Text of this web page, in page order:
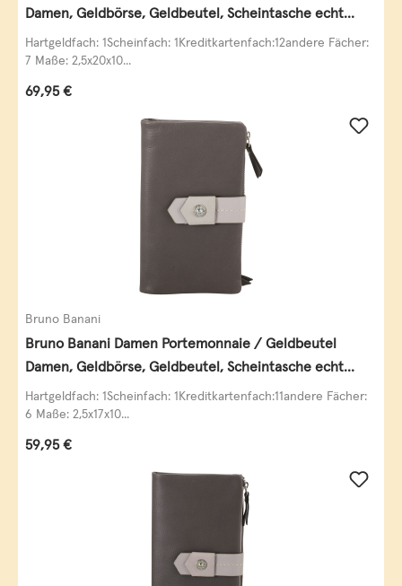
Damen, Geldbörse, Geldbeutel, Scheintasche echt
Leder
Hartgeldfach: 1Scheinfach: 1Kreditkartenfach:12andere Fächer:
7 Maße: 2,5x20x10...
Regulärer Preis:
69,95 €
Bruno Banani
Bruno Banani Damen Portemonnaie / Geldbeutel
Damen, Geldbörse, Geldbeutel, Scheintasche echt
Leder
Hartgeldfach: 1Scheinfach: 1Kreditkartenfach:11andere Fächer:
6 Maße: 2,5x17x10...
Regulärer Preis:
59,95 €